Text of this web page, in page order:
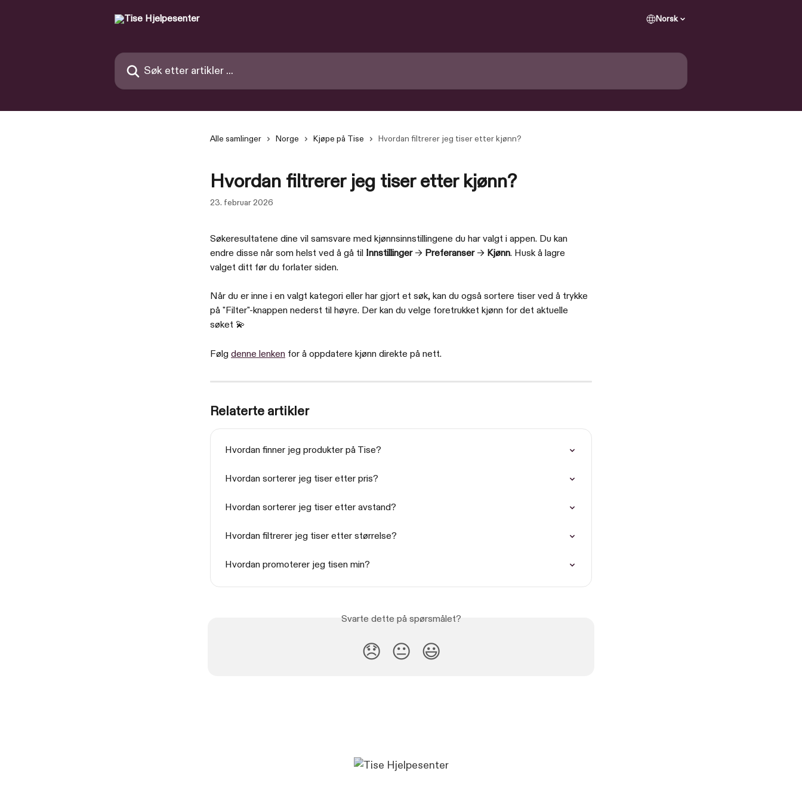
Norsk
Søk etter artikler ...
Alle samlinger Norge Kjøpe på Tise Hvordan filtrerer jeg tiser etter kjønn?
Hvordan filtrerer jeg tiser etter kjønn?
23. februar 2026
Søkeresultatene dine vil samsvare med kjønnsinnstillingene du har valgt i appen. Du kan
endre disse når som helst ved å gå til Innstillinger → Preferanser → Kjønn. Husk å lagre
valget ditt før du forlater siden.
Når du er inne i en valgt kategori eller har gjort et søk, kan du også sortere tiser ved å trykke
på "Filter"-knappen nederst til høyre. Der kan du velge foretrukket kjønn for det aktuelle
søket 💫
Følg denne lenken for å oppdatere kjønn direkte på nett.
Relaterte artikler
Hvordan finner jeg produkter på Tise?
Hvordan sorterer jeg tiser etter pris?
Hvordan sorterer jeg tiser etter avstand?
Hvordan filtrerer jeg tiser etter størrelse?
Hvordan promoterer jeg tisen min?
Svarte dette på spørsmålet?
😞 😐 😃